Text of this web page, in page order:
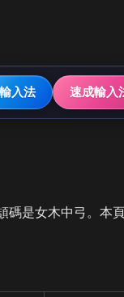
入法 速成輸入
碼是女木中弓。